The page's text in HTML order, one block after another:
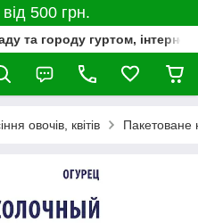
500 грн.
та городу гуртом,
овочів, квітів Пакетоване